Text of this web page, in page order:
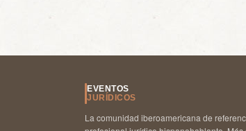
EVENTOS
JURÍDICOS
La comunidad iberoamericana de